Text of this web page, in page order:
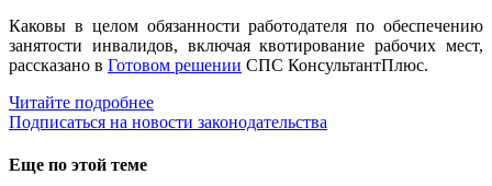
Каковы в целом обязанности работодателя по обеспечению
занятости инвалидов, включая квотирование рабочих мест,
рассказано в Готовом решении СПС КонсультантПлюс.
Читайте подробнее
Подписаться на новости законодательства
Еще по этой теме